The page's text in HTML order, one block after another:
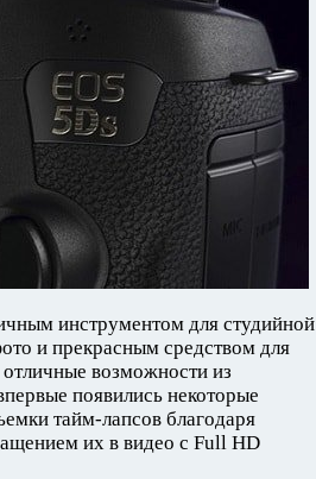
инструментом для студийной
и прекрасным средством для
возможности из
появились некоторые
тайм-лапсов благодаря
их в видео с Full HD